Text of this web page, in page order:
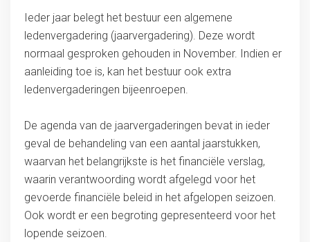
Ieder jaar belegt het bestuur een algemene
ledenvergadering (jaarvergadering). Deze wordt
normaal gesproken gehouden in November. Indien er
aanleiding toe is, kan het bestuur ook extra
ledenvergaderingen bijeenroepen.
De agenda van de jaarvergaderingen bevat in ieder
geval de behandeling van een aantal jaarstukken,
waarvan het belangrijkste is het financiële verslag,
waarin verantwoording wordt afgelegd voor het
gevoerde financiële beleid in het afgelopen seizoen.
Ook wordt er een begroting gepresenteerd voor het
lopende seizoen.